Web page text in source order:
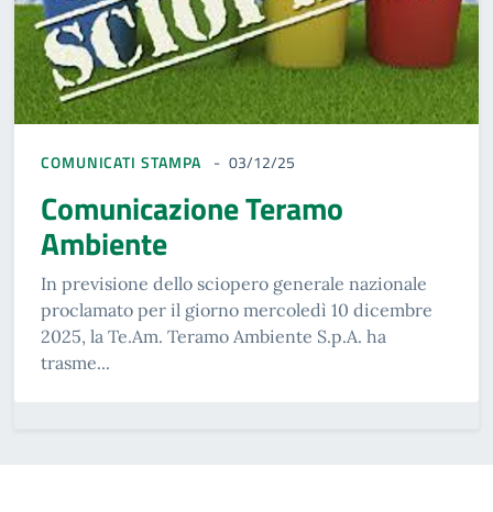
COMUNICATI STAMPA 03/12/25
Comunicazione Teramo
Ambiente
In previsione dello sciopero generale nazionale
proclamato per il giorno mercoledì 10 dicembre
2025, la Te.Am. Teramo Ambiente S.p.A. ha
trasme...